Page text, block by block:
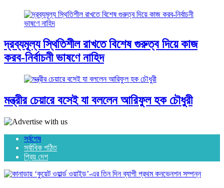
দ্রব্যমূল্য স্থিতিশীল রাখতে বিশেষ গুরুত্ব দিয়ে কাজ
করব-নির্বাচনী ভাষণে নাহিদ
মন্ত্রীর চেয়ারে বসেই যা বললেন আরিফুল হক চৌধুরী
সর্বশেষ
সর্বাধিক পঠিত
প্রিয় দেশ